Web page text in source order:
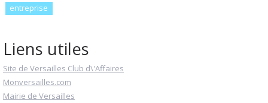
entreprise
Liens utiles
Site de Versailles Club d\'Affaires
Monversailles.com
Mairie de Versailles